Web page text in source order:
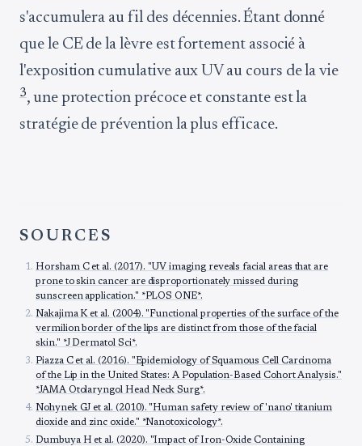
s'accumulera au fil des décennies. Étant donné
que le CE de la lèvre est fortement associé à
l'exposition cumulative aux UV au cours de la vie
3, une protection précoce et constante est la
stratégie de prévention la plus efficace.
SOURCES
Horsham C et al. (2017). "UV imaging reveals facial areas that are
prone to skin cancer are disproportionately missed during
sunscreen application." *PLOS ONE*.
Nakajima K et al. (2004). "Functional properties of the surface of the
vermilion border of the lips are distinct from those of the facial
skin." *J Dermatol Sci*.
Piazza C et al. (2016). "Epidemiology of Squamous Cell Carcinoma
of the Lip in the United States: A Population-Based Cohort Analysis."
*JAMA Otolaryngol Head Neck Surg*.
Nohynek GJ et al. (2010). "Human safety review of 'nano' titanium
dioxide and zinc oxide." *Nanotoxicology*.
Dumbuya H et al. (2020). "Impact of Iron-Oxide Containing